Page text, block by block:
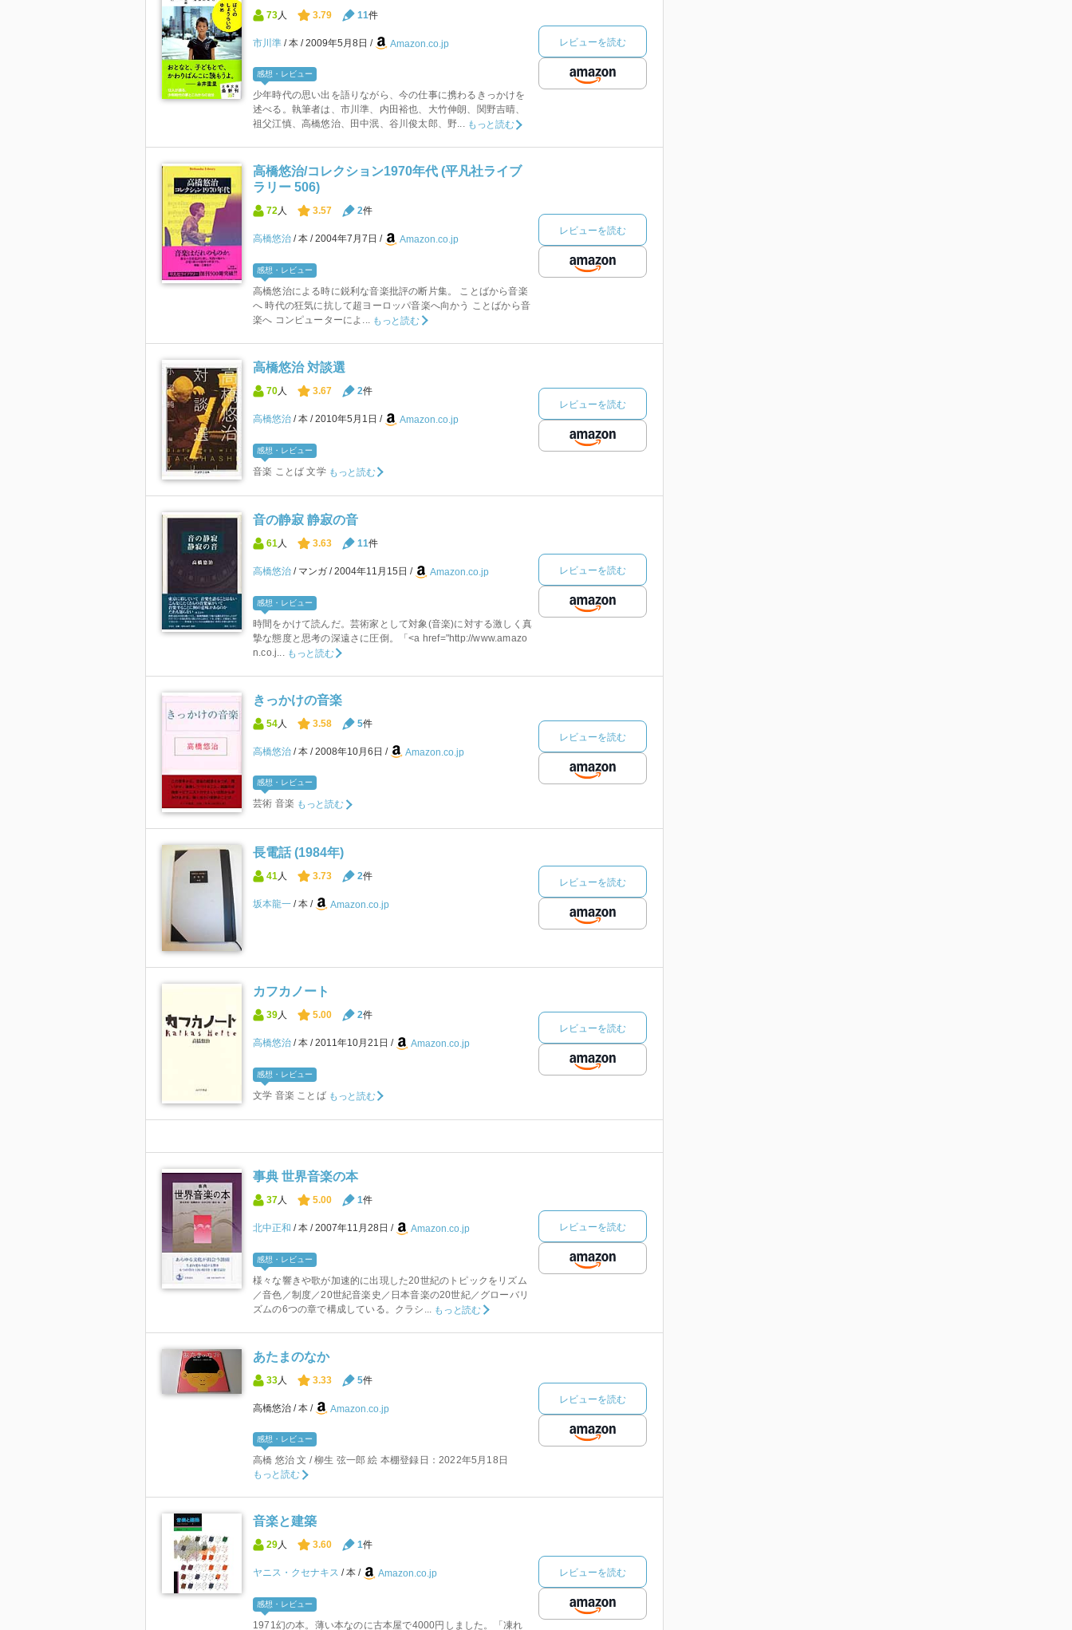
73 人 3.79 11件
市川準 本 2009年5月8日 Amazon.co.jp
感想・レビュー
少年時代の思い出を語りながら、今の仕事に携わるきっかけを
述べる。執筆者は、市川準、内田裕也、大竹伸朗、関野吉晴、
祖父江慎、高橋悠治、田中泯、谷川俊太郎、野... もっと読む
レビューを読む
高橋悠治/コレクション1970年代 (平凡社ライブ
ラリー 506)
72人 3.57 2件
高橋悠治 本 2004年7月7日 Amazon.co.jp
感想・レビュー
高橋悠治による時に鋭利な音楽批評の断片集。 ことばから音楽
へ 時代の狂気に抗して超ヨーロッパ音楽へ向かう ことばから音
楽へ コンピューターによ... もっと読む
レビューを読む
高橋悠治 対談選
70人 3.67 2件
高橋悠治 本 2010年5月1日 Amazon.co.jp
感想・レビュー
音楽 ことば 文学 もっと読む
レビューを読む
音の静寂 静寂の音
61人 3.63 11件
高橋悠治 マンガ 2004年11月15日 Amazon.co.jp
感想・レビュー
時間をかけて読んだ。芸術家として対象(音楽)に対する激しく真
摯な態度と思考の深遠さに圧倒。「<a href="http://www.amazo
n.co.j...
もっと読む
レビューを読む
きっかけの音楽
54 人 3.58 5件
高橋悠治 本 2008年10月6日 Amazon.co.jp
感想・レビュー
芸術 音楽 もっと読む
レビューを読む
長電話 (1984年)
41 人 3.73 2件
坂本龍一 本 Amazon.co.jp
レビューを読む
カフカノート
39人 5.00 2件
高橋悠治 本 2011年10月21日 Amazon.co.jp
感想・レビュー
文学 音楽 ことば もっと読む
レビューを読む
事典 世界音楽の本
37人 5.00 1件
北中正和 本 2007年11月28日 Amazon.co.jp
感想・レビュー
様々な響きや歌が加速的に出現した20世紀のトピックをリズム
／音色／制度／20世紀音楽史／日本音楽の20世紀／グローバリ
ズムの6つの章で構成している。クラシ...
もっと読む
レビューを読む
あたまのなか
33 人 3.33 5件
高橋悠治 本 Amazon.co.jp
感想・レビュー
高橋 悠治 文 / 柳生 弦一郎 絵 本棚登録日：2022年5月18日
もっと読む
レビューを読む
音楽と建築
29人 3.60 1件
ヤニス・クセナキス 本 Amazon.co.jp
感想・レビュー
1971幻の本。薄い本なのに古本屋で4000円しました。「凍れ
レビューを読む